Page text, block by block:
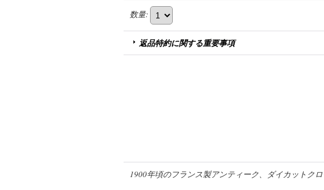
数量:
返品特約に関する重要事項
1900年頃のフランス製アンティーク、ダイカットクロ